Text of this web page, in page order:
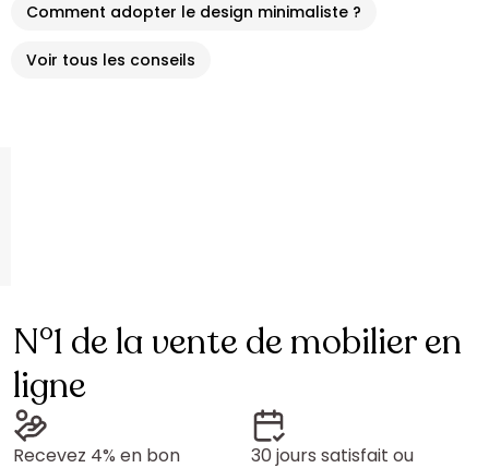
Comment adopter le design minimaliste ?
Voir tous les conseils
N°1 de la vente de mobilier en
ligne
Recevez 4% en bon
30 jours satisfait ou